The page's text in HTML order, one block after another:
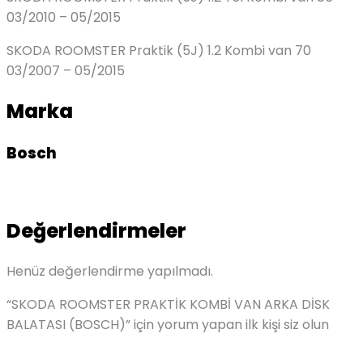
03/2010 – 05/2015
SKODA ROOMSTER Praktik (5J) 1.2 Kombi van 70
03/2007 – 05/2015
Marka
Bosch
Değerlendirmeler
Henüz değerlendirme yapılmadı.
“SKODA ROOMSTER PRAKTİK KOMBİ VAN ARKA DİSK
BALATASI (BOSCH)” için yorum yapan ilk kişi siz olun